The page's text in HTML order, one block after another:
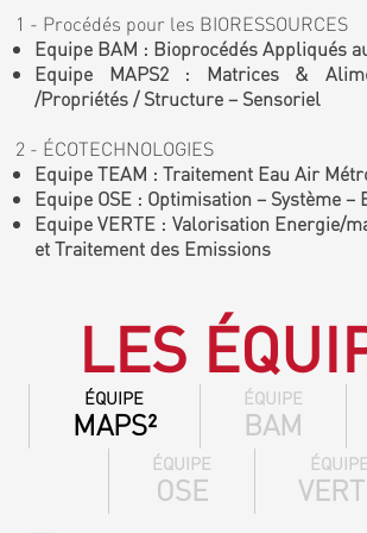
1 - Procédés pour les BIORESSOURCES
Equipe BAM : Bioprocédés Appliqués
Equipe MAPS2 : Matrices &
/Propriétés / Structure – Sensoriel
2 - ÉCOTECHNOLOGIES
Equipe TEAM : Traitement Eau Air
Equipe OSE : Optimisation – Système –
Equipe VERTE : Valorisation Energie/
et Traitement des Emissions
LES
ÉQUIPE
MAPS²
ÉQUIPE
BAM
ÉQUIPE
OSE
ÉQUIPE